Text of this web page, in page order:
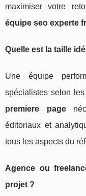
maximiser votre
équipe seo experte
Quelle est la taille
Une équipe
spécialistes selon
premiere page
éditoriaux et
tous les aspects du
Agence ou
projet ?